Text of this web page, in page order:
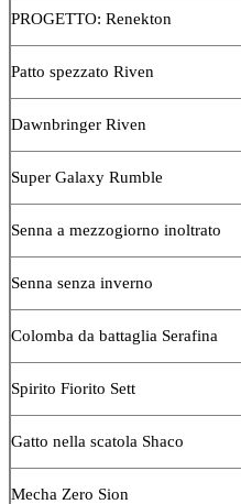
PROGETTO: Renekton
Patto spezzato Riven
Dawnbringer Riven
Super Galaxy Rumble
Senna a mezzogiorno inoltrato
Senna senza inverno
Colomba da battaglia Serafina
Spirito Fiorito Sett
Gatto nella scatola Shaco
Mecha Zero Sion